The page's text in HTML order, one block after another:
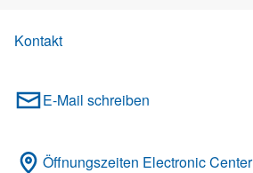
Kontakt
E-Mail schreiben
Öffnungszeiten Electronic Center